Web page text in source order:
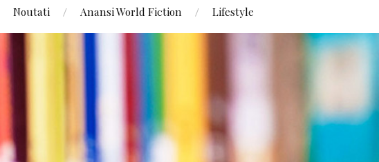
Noutati Anansi World Fiction Lifestyle